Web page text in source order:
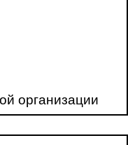
организации